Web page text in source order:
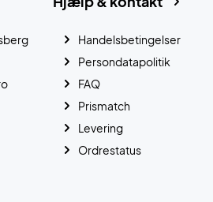
Handelsbetingelser
Persondatapolitik
FAQ
Prismatch
Levering
Ordrestatus